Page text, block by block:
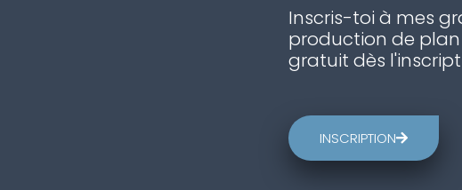
Inscris-toi à mes
production de plan
gratuit dès
INSCRIPTION